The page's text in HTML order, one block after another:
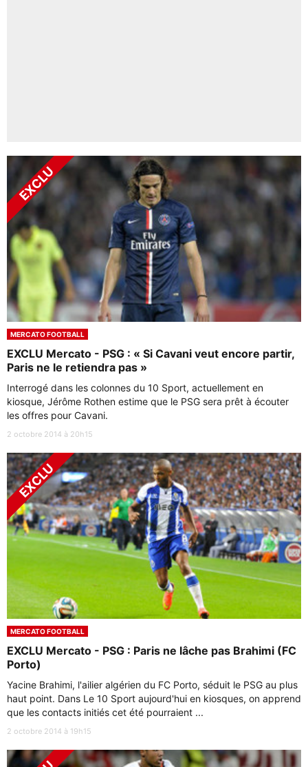
MERCATO FOOTBALL
EXCLU Mercato - PSG : « Si Cavani veut encore partir,
Paris ne le retiendra pas »
Interrogé dans les colonnes du 10 Sport, actuellement en
kiosque, Jérôme Rothen estime que le PSG sera prêt à écouter
les offres pour Cavani.
2 octobre 2014 à 20h15
MERCATO FOOTBALL
EXCLU Mercato - PSG : Paris ne lâche pas Brahimi (FC
Porto)
Yacine Brahimi, l'ailier algérien du FC Porto, séduit le PSG au plus
haut point. Dans Le 10 Sport aujourd'hui en kiosques, on apprend
que les contacts initiés cet été pourraient ...
2 octobre 2014 à 19h15